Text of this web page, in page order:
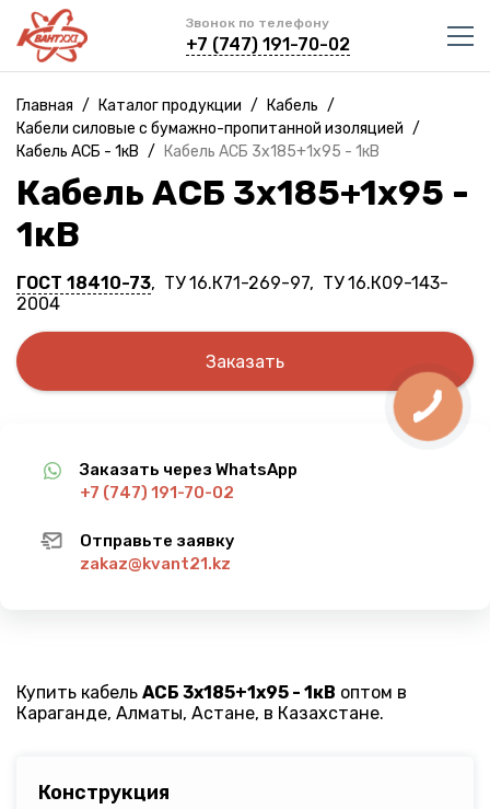
Звонок по телефону
+7 (747) 191-70-02
Главная / Каталог продукции / Кабель /
Кабели силовые с бумажно-пропитанной изоляцией /
Кабель АСБ - 1кВ / Кабель АСБ 3х185+1х95 - 1кВ
Кабель АСБ 3х185+1х95 -
1кВ
ГОСТ 18410-73, ТУ 16.К71-269-97, ТУ 16.К09-143-
2004
Заказать
Заказать через WhatsApp
+7 (747) 191-70-02
Отправьте заявку
zakaz@kvant21.kz
Купить кабель АСБ 3х185+1х95 - 1кВ оптом в
Караганде, Алматы, Астане, в Казахстане.
Конструкция